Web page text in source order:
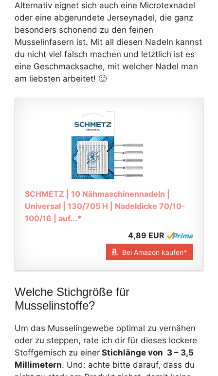
Alternativ eignet sich auch eine Microtexnadel
oder eine abgerundete Jerseynadel, die ganz
besonders schonend zu den feinen
Musselinfasern ist. Mit all diesen Nadeln kannst
du nicht viel falsch machen und letztlich ist es
eine Geschmacksache, mit welcher Nadel man
am liebsten arbeitet! 🙂
SCHMETZ | 10 Nähmaschinennadeln |
Universal | 130/705 H | Nadeldicke 70/10-
100/16 | auf...*
4,89 EUR
Bei Amazon kaufen*
Welche Stichgröße für
Musselinstoffe?
Um das Musselingewebe optimal zu vernähen
oder zu steppen, rate ich dir für dieses lockere
Stoffgemisch zu einer Stichlänge von 3 – 3,5
Millimetern. Und: achte bitte darauf, dass du